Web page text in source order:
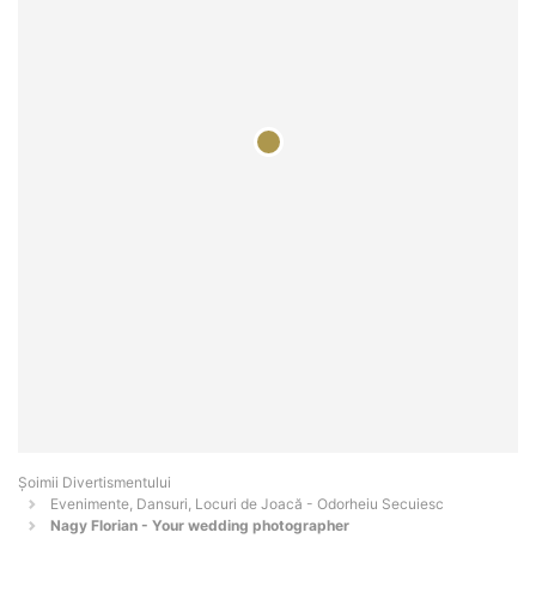
Şoimii Divertismentului
Evenimente, Dansuri, Locuri de Joacă - Odorheiu Secuiesc
Nagy Florian - Your wedding photographer